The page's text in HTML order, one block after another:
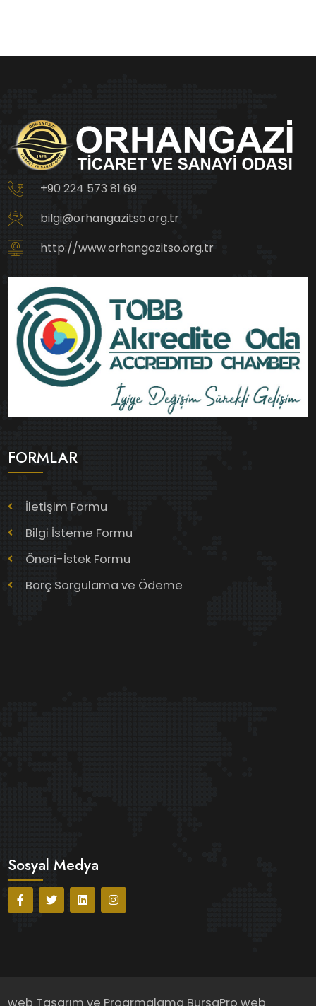
+90 224 573 81 69
bilgi@orhangazitso.org.tr
http://www.orhangazitso.org.tr
FORMLAR
İletişim Formu
Bilgi İsteme Formu
Öneri-İstek Formu
Borç Sorgulama ve Ödeme
Sosyal Medya